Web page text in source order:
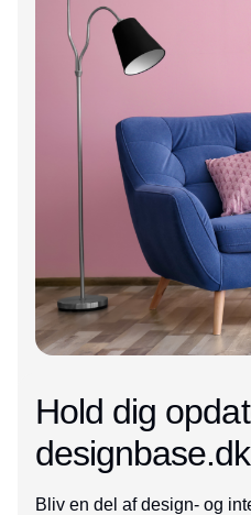
Hold dig
designbase.dk
Bliv en del af design- og